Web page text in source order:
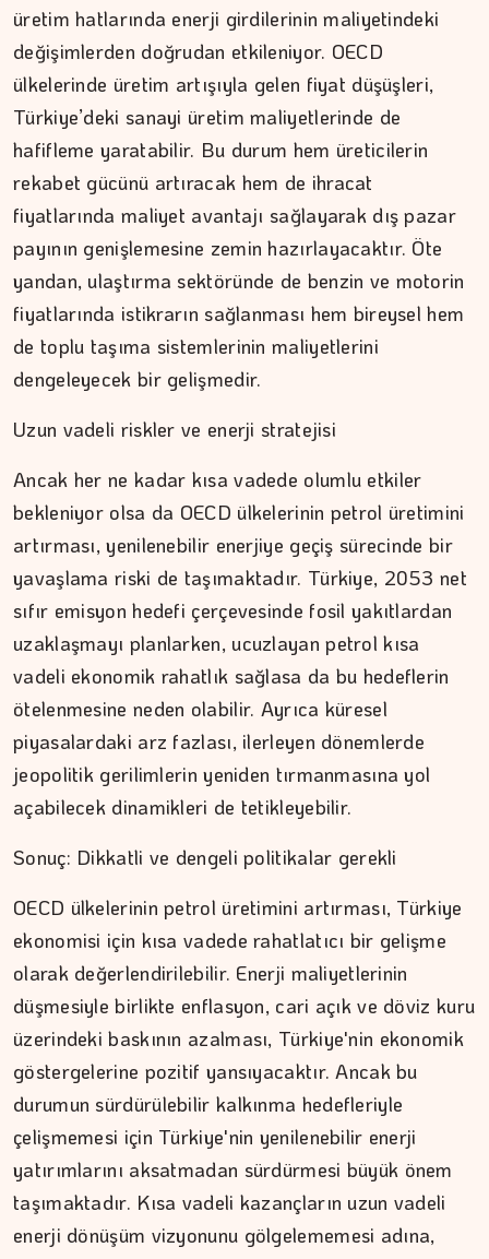
üretim hatlarında enerji girdilerinin maliyetindeki
değişimlerden doğrudan etkileniyor. OECD
ülkelerinde üretim artışıyla gelen fiyat düşüşleri,
Türkiye’deki sanayi üretim maliyetlerinde de
hafifleme yaratabilir. Bu durum hem üreticilerin
rekabet gücünü artıracak hem de ihracat
fiyatlarında maliyet avantajı sağlayarak dış pazar
payının genişlemesine zemin hazırlayacaktır. Öte
yandan, ulaştırma sektöründe de benzin ve motorin
fiyatlarında istikrarın sağlanması hem bireysel hem
de toplu taşıma sistemlerinin maliyetlerini
dengeleyecek bir gelişmedir.
Uzun vadeli riskler ve enerji stratejisi
Ancak her ne kadar kısa vadede olumlu etkiler
bekleniyor olsa da OECD ülkelerinin petrol üretimini
artırması, yenilenebilir enerjiye geçiş sürecinde bir
yavaşlama riski de taşımaktadır. Türkiye, 2053 net
sıfır emisyon hedefi çerçevesinde fosil yakıtlardan
uzaklaşmayı planlarken, ucuzlayan petrol kısa
vadeli ekonomik rahatlık sağlasa da bu hedeflerin
ötelenmesine neden olabilir. Ayrıca küresel
piyasalardaki arz fazlası, ilerleyen dönemlerde
jeopolitik gerilimlerin yeniden tırmanmasına yol
açabilecek dinamikleri de tetikleyebilir.
Sonuç: Dikkatli ve dengeli politikalar gerekli
OECD ülkelerinin petrol üretimini artırması, Türkiye
ekonomisi için kısa vadede rahatlatıcı bir gelişme
olarak değerlendirilebilir. Enerji maliyetlerinin
düşmesiyle birlikte enflasyon, cari açık ve döviz kuru
üzerindeki baskının azalması, Türkiye'nin ekonomik
göstergelerine pozitif yansıyacaktır. Ancak bu
durumun sürdürülebilir kalkınma hedefleriyle
çelişmemesi için Türkiye'nin yenilenebilir enerji
yatırımlarını aksatmadan sürdürmesi büyük önem
taşımaktadır. Kısa vadeli kazançların uzun vadeli
enerji dönüşüm vizyonunu gölgelememesi adına,
İPEK KOCAMAN
Kitap kafenin rafları arasında…